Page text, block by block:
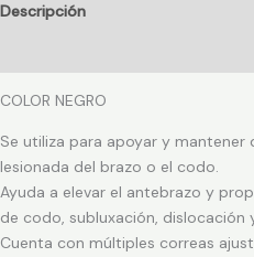
Descripción
COLOR NEGRO
Se utiliza para apoyar y
lesionada del brazo o el codo.
Ayuda a elevar el antebrazo y
de codo, subluxación, dislocación
Cuenta con múltiples correas